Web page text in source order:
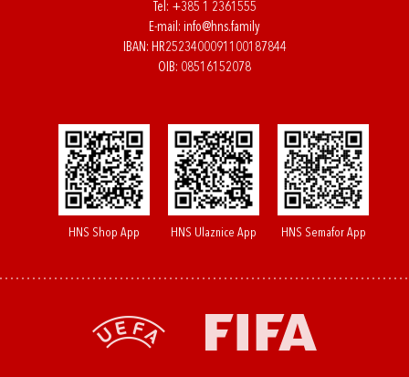
Tel: +385 1 2361555
E-mail: info@hns.family
IBAN: HR2523400091100187844
OIB: 08516152078
HNS Shop App HNS Ulaznice App HNS Semafor App